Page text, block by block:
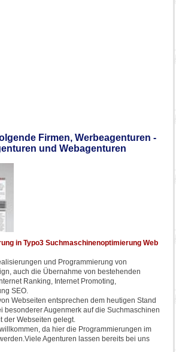
Firmen, Werbeagenturen -
und Webagenturen
in Typo3 Suchmaschinenoptimierung Web
und Programmierung von
auch die Übernahme von bestehenden
Ranking, Internet Promoting,
SEO.
Webseiten entsprechen dem heutigen Stand
besonderer Augenmerk auf die Suchmaschinen
der Webseiten gelegt.
da hier die Programmierungen im
Agenturen lassen bereits bei uns